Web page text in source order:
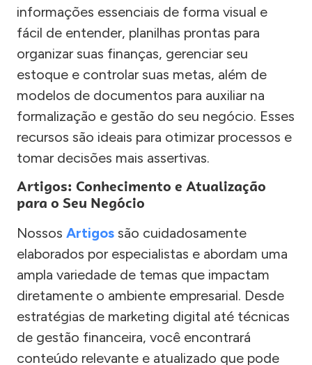
informações essenciais de forma visual e
fácil de entender, planilhas prontas para
organizar suas finanças, gerenciar seu
estoque e controlar suas metas, além de
modelos de documentos para auxiliar na
formalização e gestão do seu negócio. Esses
recursos são ideais para otimizar processos e
tomar decisões mais assertivas.
Artigos: Conhecimento e Atualização
para o Seu Negócio
Nossos Artigos são cuidadosamente
elaborados por especialistas e abordam uma
ampla variedade de temas que impactam
diretamente o ambiente empresarial. Desde
estratégias de marketing digital até técnicas
de gestão financeira, você encontrará
conteúdo relevante e atualizado que pode